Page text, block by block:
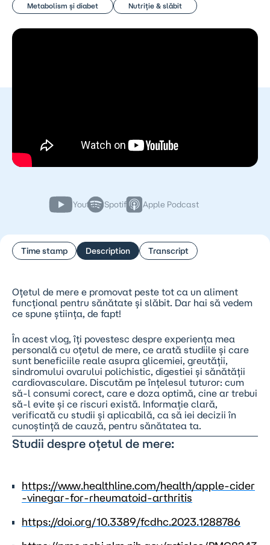
Metabolism și diabet Nutriție & slăbit
YoutubeSpotify Apple Podcast
Time stamp Description Transcript
Oțetul de mere e promovat peste tot ca un aliment
funcțional pentru sănătate și slăbit. Dar hai să vedem
ce spune știința, de fapt!
În acest vlog, îți povestesc despre experiența mea
personală cu oțetul de mere, ce arată studiile și care
sunt beneficiile reale asupra glicemiei, greutății,
sindromului ovarului polichistic, digestiei și sănătății
cardiovasculare. Discutăm pe înțelesul tuturor: cum
să-l consumi corect, care e doza optimă, cine ar trebui
să-l evite și ce riscuri există. Informație clară,
verificată cu studii și aplicabilă, ca să iei decizii în
cunoștință de cauză, pentru sănătatea ta.
Studii despre oțetul de mere:
https://www.healthline.com/health/apple-cider
-vinegar-for-rheumatoid-arthritis
https://doi.org/10.3389/fcdhc.2023.1288786